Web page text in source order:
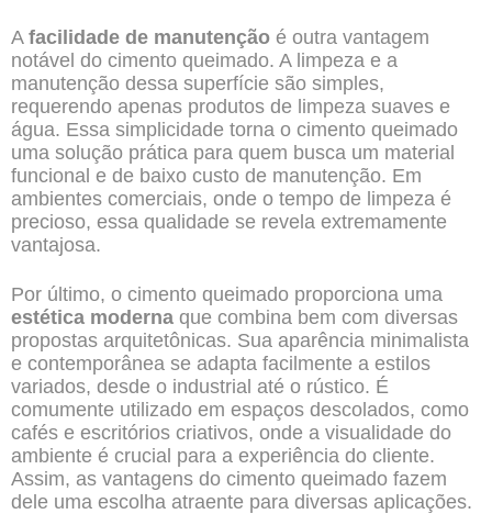
A facilidade de manutenção é outra vantagem
notável do cimento queimado. A limpeza e a
manutenção dessa superfície são simples,
requerendo apenas produtos de limpeza suaves e
água. Essa simplicidade torna o cimento queimado
uma solução prática para quem busca um material
funcional e de baixo custo de manutenção. Em
ambientes comerciais, onde o tempo de limpeza é
precioso, essa qualidade se revela extremamente
vantajosa.
Por último, o cimento queimado proporciona uma
estética moderna que combina bem com diversas
propostas arquitetônicas. Sua aparência minimalista
e contemporânea se adapta facilmente a estilos
variados, desde o industrial até o rústico. É
comumente utilizado em espaços descolados, como
cafés e escritórios criativos, onde a visualidade do
ambiente é crucial para a experiência do cliente.
Assim, as vantagens do cimento queimado fazem
dele uma escolha atraente para diversas aplicações.